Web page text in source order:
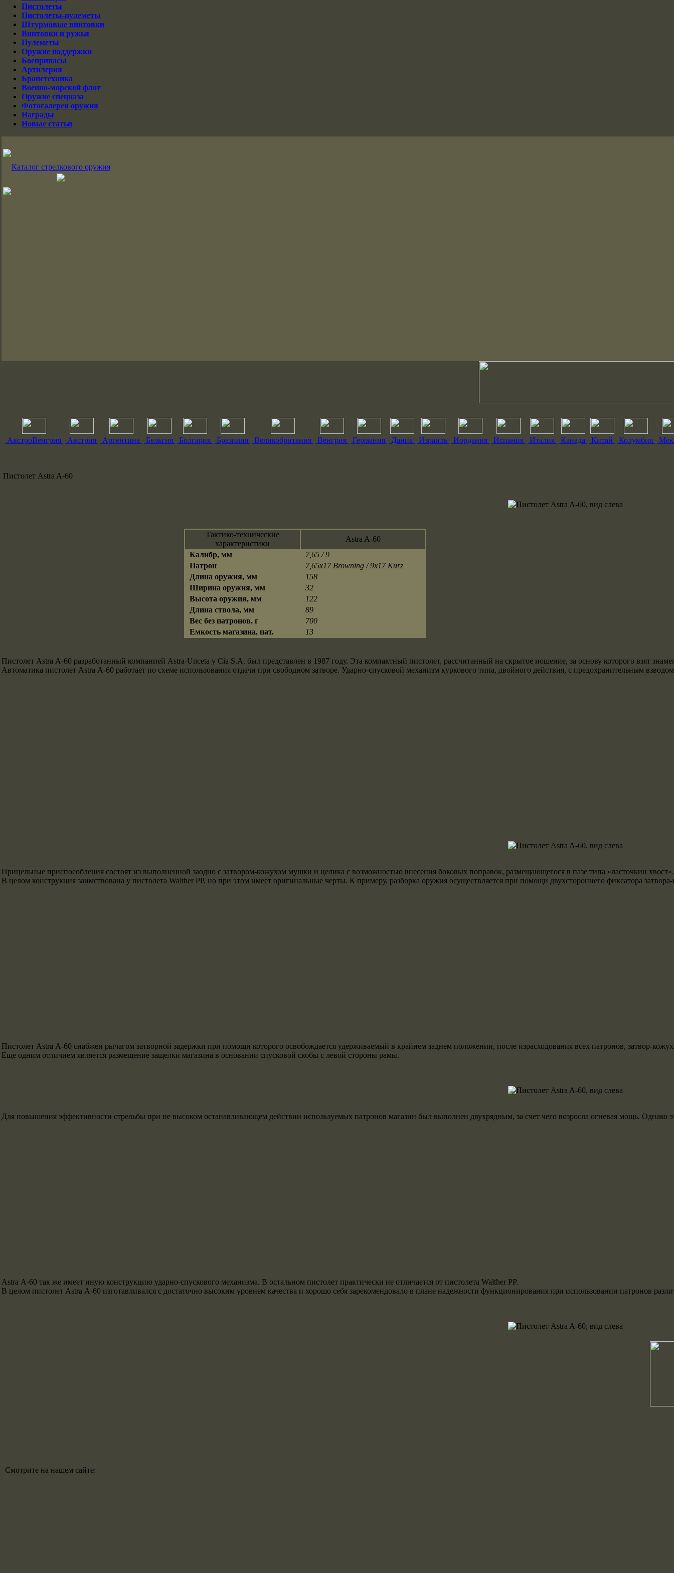
Пистолеты
Пистолеты-пулеметы
Штурмовые винтовки
Винтовки и ружья
Пулеметы
Оружие поддержки
Боеприпасы
Артилерия
Бронетехника
Военно-морской флот
Оружие спецназа
Фотогалерея оружия
Награды
Новые статьи
Каталог стрелкового оружия
АвстроВенгрия Австрия Аргентина Бельгия Болгария Бразилия Великобритания Венгрия Германия Дания Израиль Иордания Испания Италия Канада Китай Колумбия
Пистолет Astra A-60
Тактико-технические
характеристики
Astra A-60
Калибр, мм
7,65 / 9
Патрон
7,65х17 Browning / 9x17 Kurz
Длина оружия, мм
158
Ширина оружия, мм
32
Высота оружия, мм
122
Длина ствола, мм
89
Вес без патронов, г
700
Емкость магазина, пат.
13
Пистолет Astra А-60 разработанный компанией Astra-Unceta y Cia S.A. был представлен в 1987 году. Эта компактный пистолет, рассчитанный на скрытое ношение, за основу которого взят
Автоматика пистолет Astra А-60 работает по схеме использования отдачи при свободном затворе. Ударно-спусковой механизм куркового типа, двойного действия, с предохранительным
Прицельные приспособления состоят из выполненной заодно с затвором-кожухом мушки и целика с возможностью внесения боковых поправок, размещающегося в пазе типа «ласточкин хвост».
В целом конструкция заимствована у пистолета Walther PP, но при этом имеет оригинальные черты. К примеру, разборка оружия осуществляется при помощи двухстороннего фиксатора затвора-
Пистолет Astra А-60 снабжен рычагом затворной задержки при помощи которого освобождается удерживаемый в крайнем заднем положении, после израсходования всех патронов, затвор-
Еще одним отличием является размещение защелки магазина в основании спусковой скобы с левой стороны рамы.
Для повышения эффективности стрельбы при не высоком останавливающем действии используемых патронов магазин был выполнен двухрядным, за счет чего возросла огневая мощь.
Astra А-60 так же имеет иную конструкцию ударно-спускового механизма. В остальном пистолет практически не отличается от пистолета Walther PP.
В целом пистолет Astra А-60 изготавливался с достаточно высоким уровнем качества и хорошо себя зарекомендовало в плане надежности функционирования при использовании патронов
Смотрите на нашем сайте: